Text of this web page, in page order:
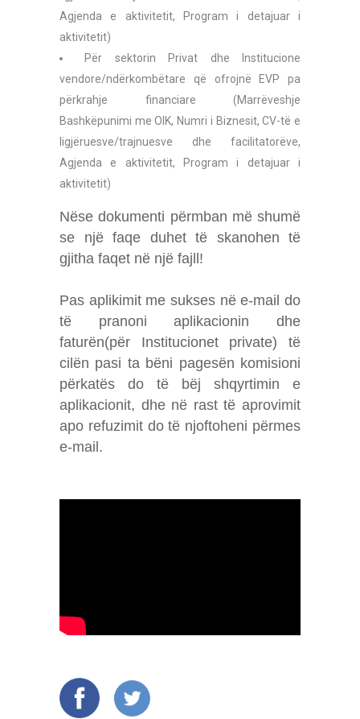
Agjenda e aktivitetit, Program i detajuar i
aktivitetit)
Për sektorin Privat dhe Institucione
vendore/ndërkombëtare që ofrojnë EVP pa
përkrahje financiare (Marrëveshje
Bashkëpunimi me OIK, Numri i Biznesit, CV-të e
ligjëruesve/trajnuesve dhe facilitatorëve,
Agjenda e aktivitetit, Program i detajuar i
aktivitetit)
Nëse dokumenti përmban më shumë
se një faqe duhet të skanohen të
gjitha faqet në një fajll!
Pas aplikimit me sukses në e-mail do
të pranoni aplikacionin dhe
faturën(për Institucionet private) të
cilën pasi ta bëni pagesën komisioni
përkatës do të bëj shqyrtimin e
aplikacionit, dhe në rast të aprovimit
apo refuzimit do të njoftoheni përmes
e-mail.